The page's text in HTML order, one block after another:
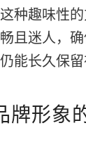
种趣味性
且迷人，
能长久保留
牌形象